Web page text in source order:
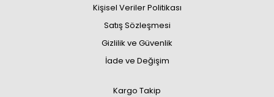
Kişisel Veriler Politikası
Satış Sözleşmesi
Gizlilik ve Güvenlik
İade ve Değişim
Kargo Takip